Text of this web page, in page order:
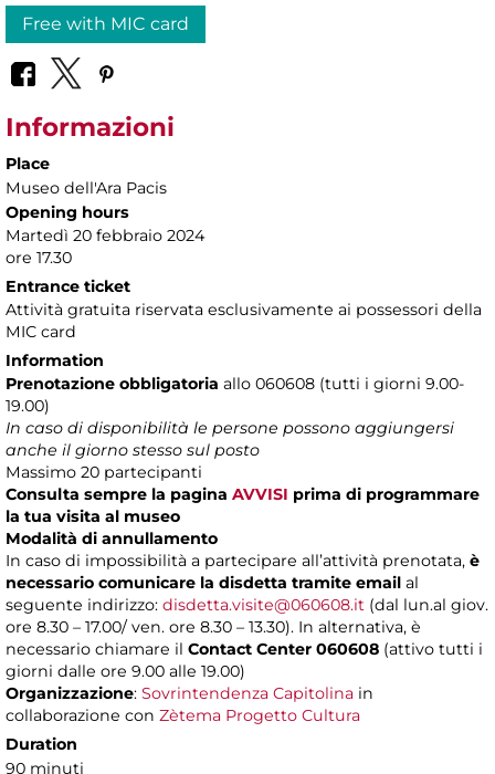
Free with MIC card
Informazioni
Place
Museo dell'Ara Pacis
Opening hours
Martedì 20 febbraio 2024
ore 17.30
Entrance ticket
Attività gratuita riservata esclusivamente ai possessori della
MIC card
Information
Prenotazione obbligatoria allo 060608 (tutti i giorni 9.00-
19.00)
In caso di disponibilità le persone possono aggiungersi
anche il giorno stesso sul posto
Massimo 20 partecipanti
Consulta sempre la pagina AVVISI prima di programmare
la tua visita al museo
Modalità di annullamento
In caso di impossibilità a partecipare all’attività prenotata, è
necessario comunicare la disdetta tramite email al
seguente indirizzo: disdetta.visite@060608.it (dal lun.al giov.
ore 8.30 – 17.00/ ven. ore 8.30 – 13.30). In alternativa, è
necessario chiamare il Contact Center 060608 (attivo tutti i
giorni dalle ore 9.00 alle 19.00)
Organizzazione: Sovrintendenza Capitolina in
collaborazione con Zètema Progetto Cultura
Duration
90 minuti